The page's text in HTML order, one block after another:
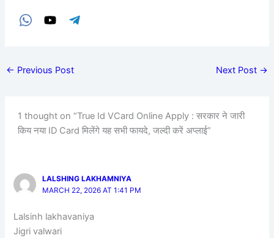
← Previous Post Next Post →
1 thought on “True Id VCard Online Apply : सरकार ने जारी
किय नया ID Card मिलेंगे यह सभी फायदे, जल्दी करें अप्लाई”
LALSHING LAKHAMNIYA
MARCH 22, 2026 AT 1:41 PM
Lalsinh lakhavaniya
Jigri valwari